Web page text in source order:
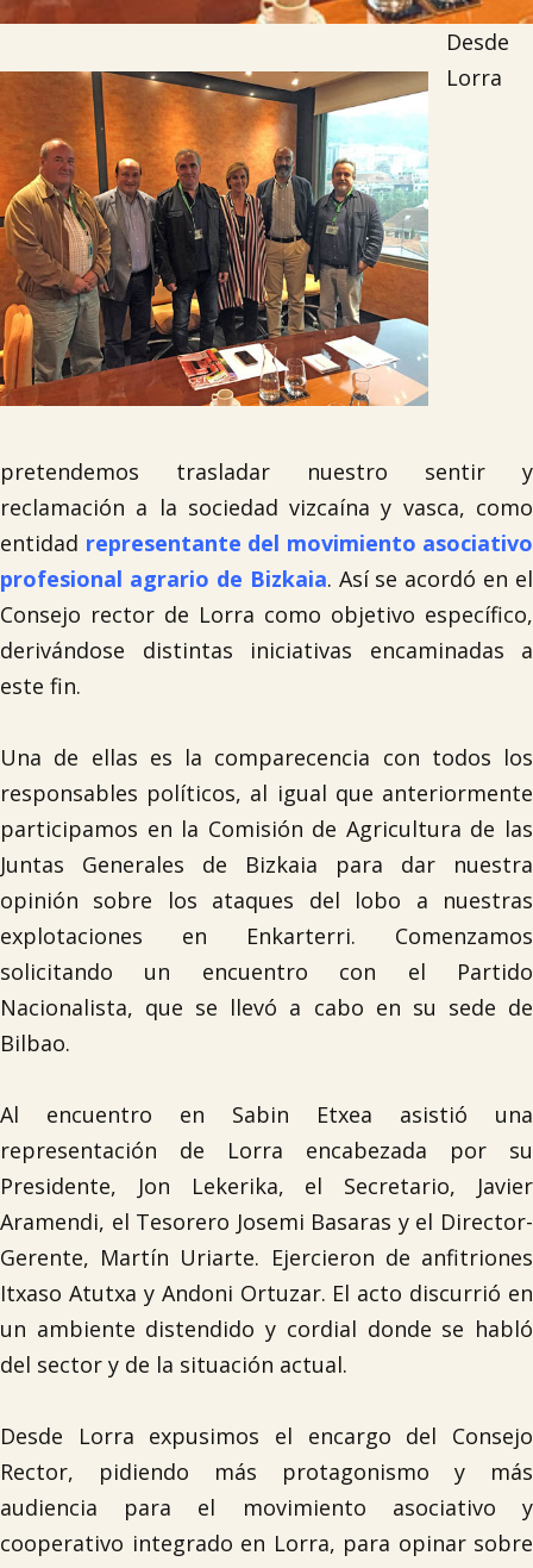
Desde
Lorra
pretendemos trasladar nuestro sentir y
reclamación a la sociedad vizcaína y vasca, como
entidad representante del movimiento asociativo
profesional agrario de Bizkaia. Así se acordó en el
Consejo rector de Lorra como objetivo específico,
derivándose distintas iniciativas encaminadas a
este fin.
Una de ellas es la comparecencia con todos los
responsables políticos, al igual que anteriormente
participamos en la Comisión de Agricultura de las
Juntas Generales de Bizkaia para dar nuestra
opinión sobre los ataques del lobo a nuestras
explotaciones en Enkarterri. Comenzamos
solicitando un encuentro con el Partido
Nacionalista, que se llevó a cabo en su sede de
Bilbao.
Al encuentro en Sabin Etxea asistió una
representación de Lorra encabezada por su
Presidente, Jon Lekerika, el Secretario, Javier
Aramendi, el Tesorero Josemi Basaras y el Director-
Gerente, Martín Uriarte. Ejercieron de anfitriones
Itxaso Atutxa y Andoni Ortuzar. El acto discurrió en
un ambiente distendido y cordial donde se habló
del sector y de la situación actual.
Desde Lorra expusimos el encargo del Consejo
Rector, pidiendo más protagonismo y más
audiencia para el movimiento asociativo y
cooperativo integrado en Lorra, para opinar sobre